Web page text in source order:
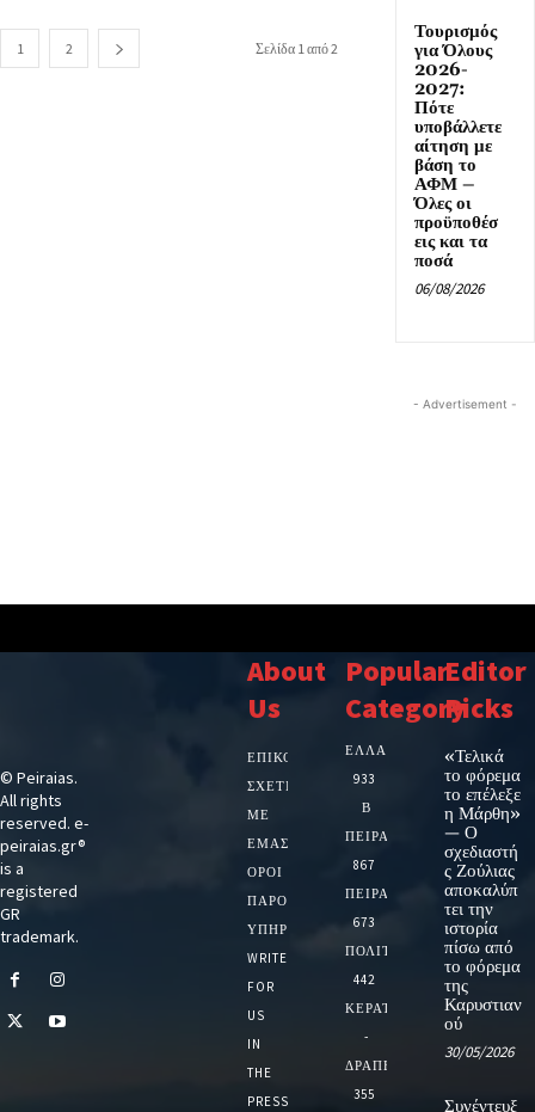
1 2 Σελίδα 1 από 2
Τουρισμός
για Όλους
2026-
2027:
Πότε
υποβάλλετε
αίτηση με
βάση το
ΑΦΜ –
Όλες οι
προϋποθέσ
εις και τα
ποσά
06/08/2026
- Advertisement -
© Peiraias.
All rights
reserved. e-
peiraias.gr®
is a
registered
GR
trademark.
About
Us
ΕΠΙΚΟΙΝΩΝΙΑ
ΣΧΕΤΙΚΆ
ΜΕ
ΕΜΆΣ
ΌΡΟΙ
ΠΑΡΟΧΉΣ
ΥΠΗΡΕΣΙΏΝ
WRITE
FOR
US
IN
THE
PRESS
Popular
Category
ΕΛΛΑΔΑ
933
Β
ΠΕΙΡΑΙΑ
867
ΠΕΙΡΑΙΑΣ
673
ΠΟΛΙΤΙΚΗ
442
ΚΕΡΑΤΣΙΝΙ
-
ΔΡΑΠΕΤΣΩΝΑ
355
Editor
Picks
«Τελικά
το φόρεμα
το επέλεξε
η Μάρθη»
— Ο
σχεδιαστή
ς Ζούλιας
αποκαλύπ
τει την
ιστορία
πίσω από
το φόρεμα
της
Καρυστιαν
ού
30/05/2026
Συνέντευξ